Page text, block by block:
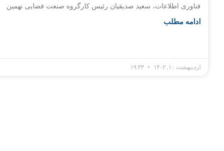
فناوری اطلاعات، سعید صدیقیان رئیس کارگروه صنعت فضایی نهمین
ادامه مطلب
اردیبهشت ۱۰, ۱۴۰۲